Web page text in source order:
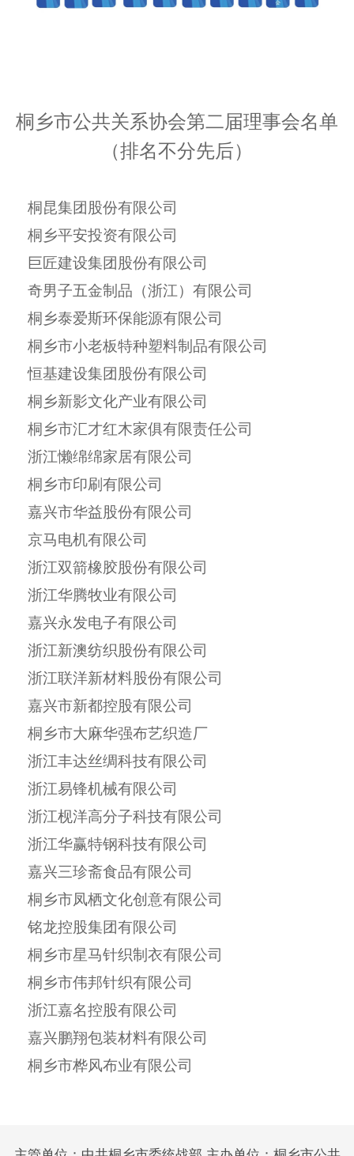
桐乡市公共关系协会第二届理事会名单
（排名不分先后）
桐昆集团股份有限公司
桐乡平安投资有限公司
巨匠建设集团股份有限公司
奇男子五金制品（浙江）有限公司
桐乡泰爱斯环保能源有限公司
桐乡市小老板特种塑料制品有限公司
恒基建设集团股份有限公司
桐乡新影文化产业有限公司
桐乡市汇才红木家俱有限责任公司
浙江懒绵绵家居有限公司
桐乡市印刷有限公司
嘉兴市华益股份有限公司
京马电机有限公司
浙江双箭橡胶股份有限公司
浙江华腾牧业有限公司
嘉兴永发电子有限公司
浙江新澳纺织股份有限公司
浙江联洋新材料股份有限公司
嘉兴市新都控股有限公司
桐乡市大麻华强布艺织造厂
浙江丰达丝绸科技有限公司
浙江易锋机械有限公司
浙江枧洋高分子科技有限公司
浙江华赢特钢科技有限公司
嘉兴三珍斋食品有限公司
桐乡市凤栖文化创意有限公司
铭龙控股集团有限公司
桐乡市星马针织制衣有限公司
桐乡市伟邦针织有限公司
浙江嘉名控股有限公司
嘉兴鹏翔包装材料有限公司
桐乡市桦风布业有限公司